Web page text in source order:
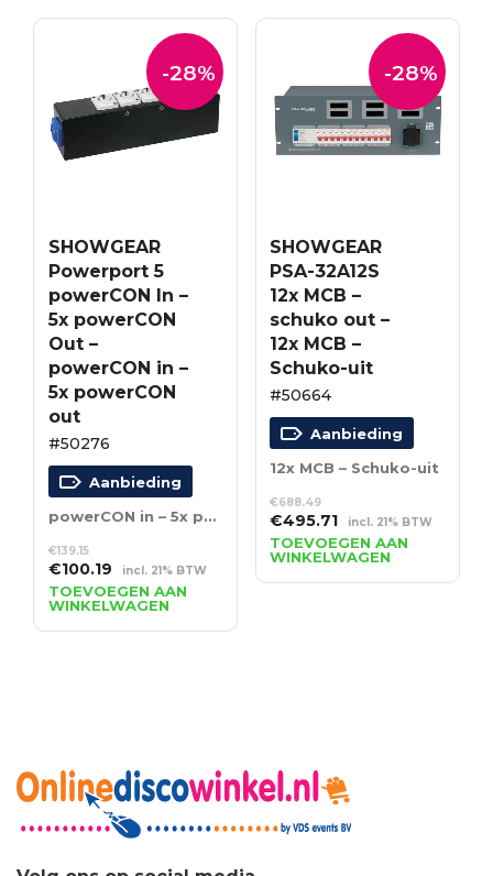
-28%
SHOWGEAR
Powerport 5
powerCON In –
5x powerCON
Out –
powerCON in –
5x powerCON
out
#50276
Aanbieding
powerCON in – 5x powerCON out
€139.15
Oorspronkelijke
prijs
was:
€139.15.
€100.19Huidige
prijs
is:
€100.19.
incl. 21% BTW
TOEVOEGEN AAN
WINKELWAGEN
-28%
SHOWGEAR
PSA-32A12S
12x MCB –
schuko out –
12x MCB –
Schuko-uit
#50664
Aanbieding
12x MCB – Schuko-uit
€688.49
Oorspronkelijke
prijs
was:
€688.49.
€495.71Huidige
prijs
is:
€495.71.
incl. 21% BTW
TOEVOEGEN AAN
WINKELWAGEN